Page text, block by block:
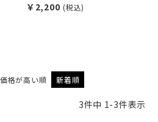
￥2,200 (税込)
価格が高い順 新着順
3件中 1-3件表示